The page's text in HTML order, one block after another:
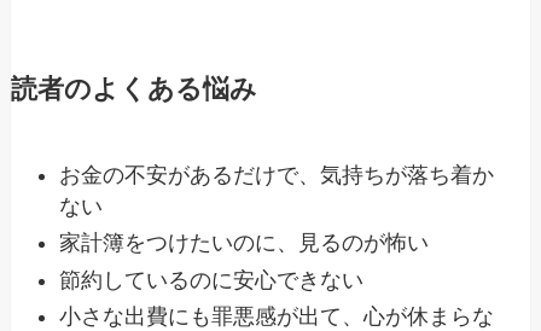
読者のよくある悩み
お金の不安があるだけで、気持ちが落ち着か
ない
家計簿をつけたいのに、見るのが怖い
節約しているのに安心できない
小さな出費にも罪悪感が出て、心が休まらな